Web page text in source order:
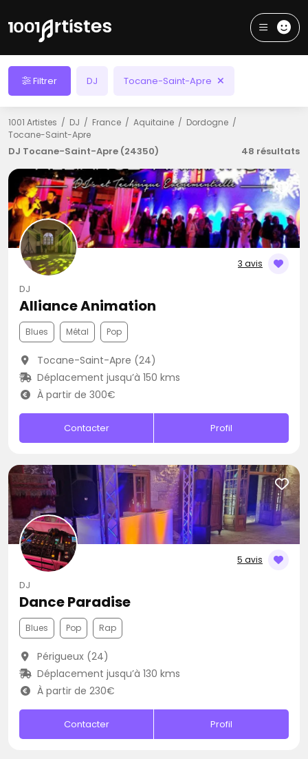
Filtrer DJ Tocane-Saint-Apre
1001 Artistes DJ France Aquitaine
Dordogne
Tocane-Saint-Apre
DJ Tocane-Saint-Apre (24350) 48 résultats
3 avis
DJ
Alliance Animation
Blues Métal Pop
Tocane-Saint-Apre (24)
Déplacement jusqu’à 150 kms
À partir de 300€
Contacter Profil
5 avis
DJ
Dance Paradise
Blues Pop Rap
Périgueux (24)
Déplacement jusqu’à 130 kms
À partir de 230€
Contacter Profil